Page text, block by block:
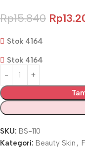
Rp15.840 Rp
Stok 4164
Stok 4164
SKU: BS-110
Kategori: Beauty Skin ,